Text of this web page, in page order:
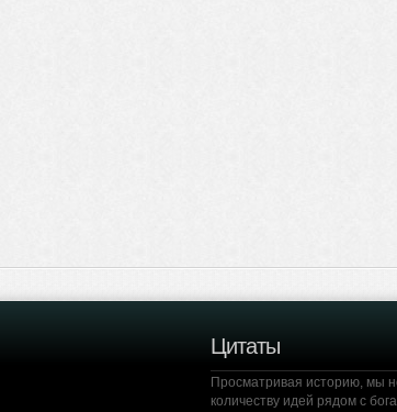
Цитаты
Просматривая историю, мы
количеству идей рядом с